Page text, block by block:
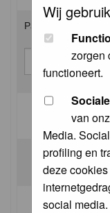
Wij
zorgen
functioneert.
van
Media.
profiling en
deze
social media.
Password:
Log me on
I forgot